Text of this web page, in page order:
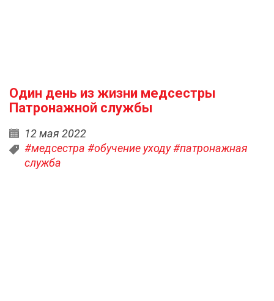
Один день из жизни медсестры
Патронажной службы
12 мая 2022
#медсестра #обучение уходу#патронажная
служба